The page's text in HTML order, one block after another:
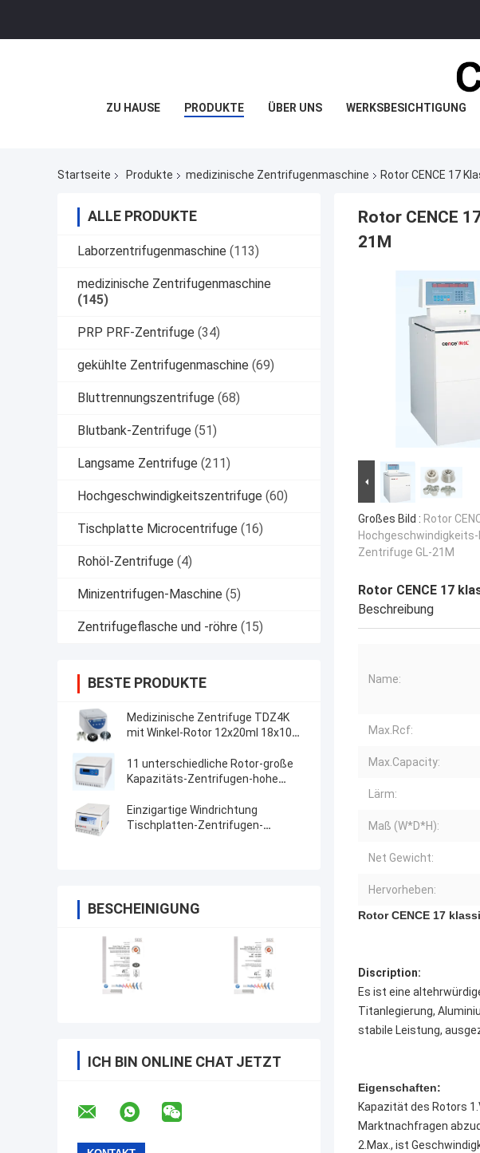
ZU HAUSE PRODUKTE ÜBER UNS WERKSBESICHTIGUNG
Startseite Produkte medizinische Zentrifugenmaschine Rotor CENCE 17
ALLE PRODUKTE
Laborzentrifugenmaschine (113)
medizinische Zentrifugenmaschine
(145)
PRP PRF-Zentrifuge (34)
gekühlte Zentrifugenmaschine (69)
Bluttrennungszentrifuge (68)
Blutbank-Zentrifuge (51)
Langsame Zentrifuge (211)
Hochgeschwindigkeitszentrifuge (60)
Tischplatte Microcentrifuge (16)
Rohöl-Zentrifuge (4)
Minizentrifugen-Maschine (5)
Zentrifugeflasche und -röhre (15)
BESTE PRODUKTE
Medizinische Zentrifuge TDZ4K
mit Winkel-Rotor 12x20ml 18x10ml
11 unterschiedliche Rotor-große
Kapazitäts-Zentrifugen-hohe
Einzigartige Windrichtung
Tischplatten-Zentrifugen-
BESCHEINIGUNG
ICH BIN ONLINE CHAT JETZT
Rotor CENCE
21M
Großes Bild : Rotor
Zentrifuge GL-21M
Rotor CENCE 17
Beschreibung
Name:
Max.Rcf:
Max.Capacity:
Lärm:
Maß (W*D*H):
Net Gewicht:
Hervorheben:
Rotor CENCE 17
Discription:
Es ist eine
Titanlegierung,
stabile Leistung,
Eigenschaften:
Kapazität des Rotors
Marktnachfragen
2.Max., ist